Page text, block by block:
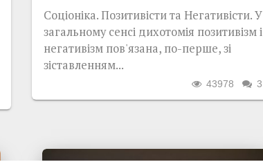
Соціоніка. Позитивісти та Негативісти. У
загальному сенсі дихотомія позитивізм і
негативізм пов'язана, по-перше, зі
зіставленням...
3
43978